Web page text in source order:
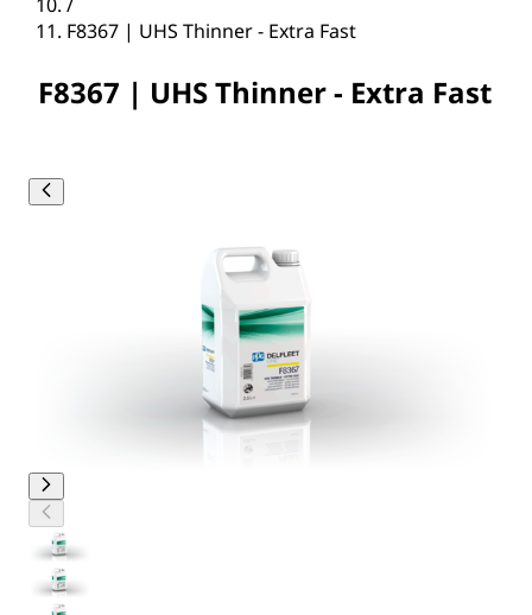
F8367 | UHS Thinner - Extra Fast
F8367 | UHS Thinner - Extra Fast